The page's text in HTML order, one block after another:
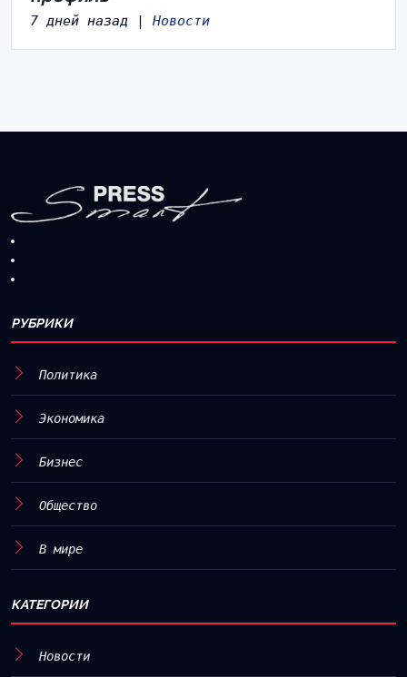
7 дней назад | Новости
РУБРИКИ
Политика
Экономика
Бизнес
Общество
В мире
КАТЕГОРИИ
Новости